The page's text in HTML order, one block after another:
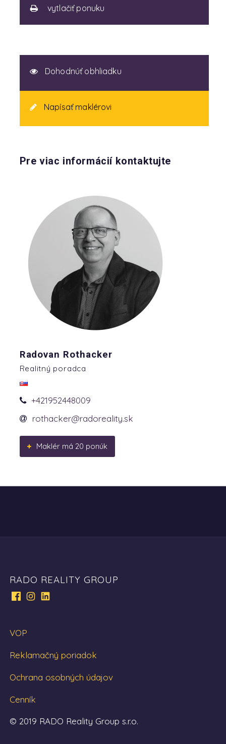
vytlačiť ponuku
Dohodnúť obhliadku
Napísať maklérovi
Pre viac informácií kontaktujte
Radovan Rothacker
Realitný poradca
+421952448009
rothacker@radoreality.sk
Maklér má 20 ponúk
RADO REALITY GROUP
VOP
Reklamačný poriadok
Ochrana osobných údajov
Cenník
© 2019 RADO Reality Group s.r.o.